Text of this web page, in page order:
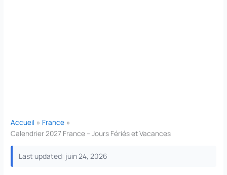
Accueil
France
Calendrier 2027 France – Jours Fériés et Vacances
Last updated: juin 24, 2026